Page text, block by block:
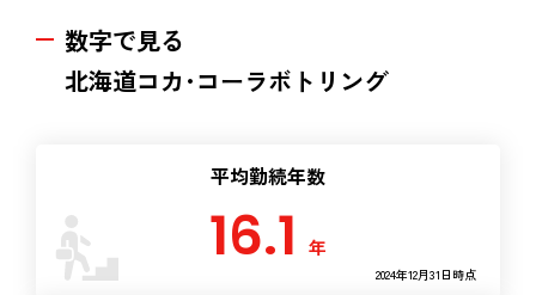
数字で見る
北海道コカ･コーラボトリング
平均勤続年数
16.1 年
2024年12月31日時点